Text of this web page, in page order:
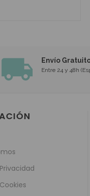
Envío
Entre 24 y 48h